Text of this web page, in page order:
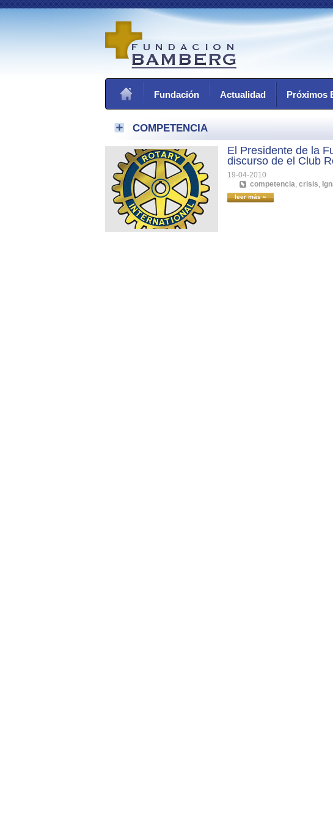
Fundación Actualidad Próximos
COMPETENCIA
El Presidente de la
discurso de el Club
19-04-2010
competencia, crisis,
leer más »